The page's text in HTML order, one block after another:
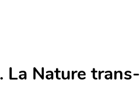
La Nature trans-